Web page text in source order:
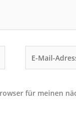
Mail-
für meinen